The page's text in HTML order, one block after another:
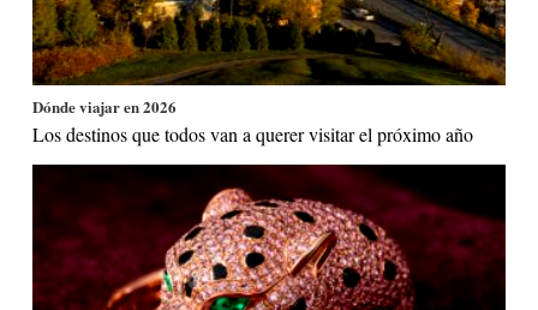
Dónde viajar en 2026
Los destinos que todos van a querer visitar el próximo año